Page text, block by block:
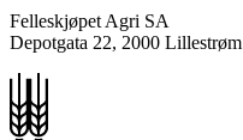
Felleskjøpet Agri SA
Depotgata 22, 2000 Lillestrøm